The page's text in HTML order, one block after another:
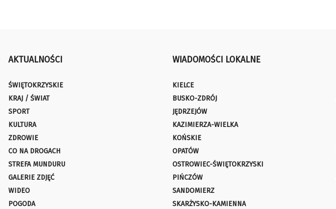
AKTUALNOŚCI
ŚWIĘTOKRZYSKIE
KRAJ / ŚWIAT
SPORT
KULTURA
ZDROWIE
CO NA DROGACH
STREFA MUNDURU
GALERIE ZDJĘĆ
WIDEO
POGODA
WIADOMOŚCI LOKALNE
KIELCE
BUSKO-ZDRÓJ
JĘDRZEJÓW
KAZIMIERZA-WIELKA
KOŃSKIE
OPATÓW
OSTROWIEC-ŚWIĘTOKRZYSKI
PIŃCZÓW
SANDOMIERZ
SKARŻYSKO-KAMIENNA